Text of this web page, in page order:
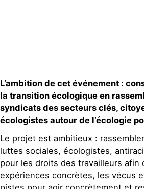
L’ambition de cet événement :
la transition écologique en
syndicats des secteurs clés,
écologistes autour de l’écologie
Le projet est ambitieux :
luttes sociales, écologistes,
pour les droits des travailleurs afin
expériences concrètes, les vécus